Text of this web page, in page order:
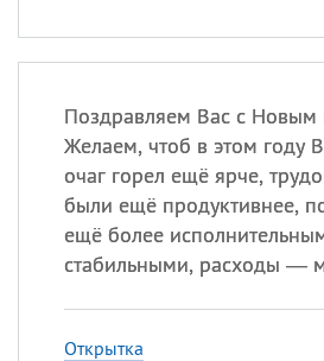
Поздравляем Вас с Новым
Желаем, чтоб в этом году
очаг горел ещё ярче,
были ещё продуктивнее,
ещё более
стабильными, расходы —
Открытка